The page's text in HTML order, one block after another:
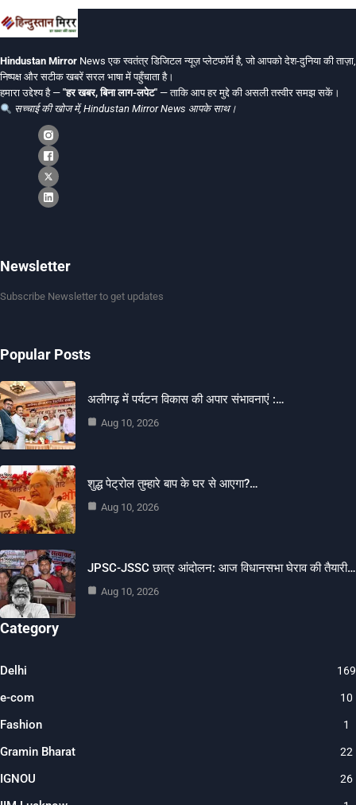
Hindustan Mirror News एक स्वतंत्र डिजिटल न्यूज़ प्लेटफॉर्म है, जो आपको देश-दुनिया की ताज़ा,
निष्पक्ष और सटीक खबरें सरल भाषा में पहुँचाता है।
हमारा उद्देश्य है — "हर खबर, बिना लाग-लपेट" — ताकि आप हर मुद्दे की असली तस्वीर समझ सकें।
सच्चाई की खोज में, Hindustan Mirror News आपके साथ।
Newsletter
Subscribe Newsletter to get updates
Popular Posts
अलीगढ़ में पर्यटन विकास की अपार संभावनाएं :…
Aug 10, 2026
शुद्ध पेट्रोल तुम्हारे बाप के घर से आएगा?…
Aug 10, 2026
JPSC-JSSC छात्र आंदोलन: आज विधानसभा घेराव की तैयारी…
Aug 10, 2026
Category
Delhi
e-com 10
Fashion 1
Gramin Bharat 22
IGNOU 26